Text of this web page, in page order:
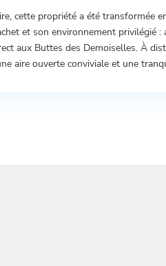
cette propriété a été transformée
et son environnement privilégié
aux Buttes des Demoiselles. À
aire ouverte conviviale et une